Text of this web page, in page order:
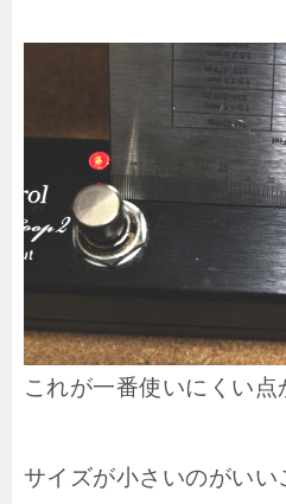
これが一番使いにくい点
サイズが小さいのがい